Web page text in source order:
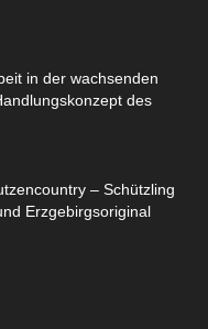
in der wachsenden
des
– Schützling
Erzgebirgsoriginal